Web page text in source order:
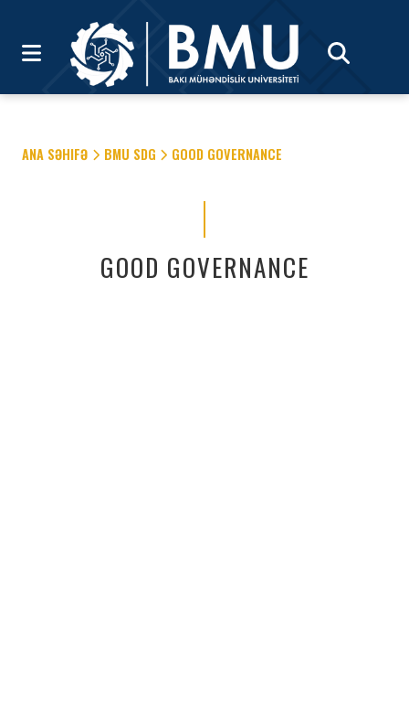
ANA SƏHIFƏ BMU SDG GOOD GOVERNANCE
GOOD GOVERNANCE